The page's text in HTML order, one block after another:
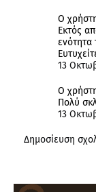
Ο
Εκτός
ενότητα
13
Ο
Πολύ
13
Δημοσίευση